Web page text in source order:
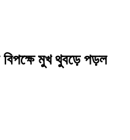
মুখ থুবড়ে পড়ল